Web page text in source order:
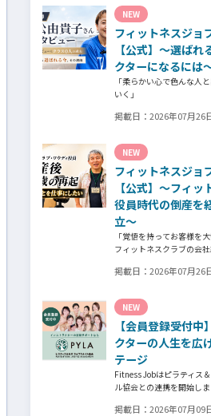
今の仕事や環境を変えたい
必見です！
NEW
フィットネスジョ
【公式】～選ばれ
クターになるには
「柔らかい心で色んな人
いく」
ったことに挑戦したり、周
そんな風に自分だけでは思
行動に移してきた結果が、
とお話してくださったヨ
さん。選ばれるインスト
に若松さんが取られた行動
掲載日： 2026年07月26
NEW
フィットネスジョ
【公式】～フィッ
役員時代の倒産を
立～
「覚悟を持ってお客様を大
フィットネスクラブの会
それでも尚、同じ業界内で
藤健祐さんにインタビュー
フィットネスクラブのキャ
制度はお客様を大切にす
か！？資金が底をつく恐怖
客様との絆を築き上げた
掲載日： 2026年07月26
NEW
【会員登録受付中
クターの人生を広
テージ
Fitness Jobはピラティス
ル協会との連携を開始し
の人生を広げる新しいステ
掲載日： 2026年07月09